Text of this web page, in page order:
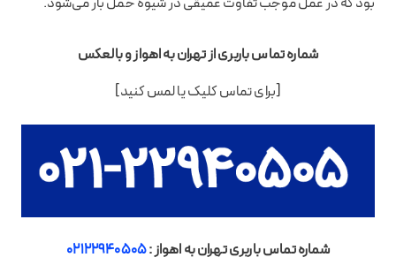
شماره تماس باربری از تهران به اهواز و بالعکس
[برای تماس کلیک یا لمس کنید]
شماره تماس باربری تهران به اهواز :02122940505